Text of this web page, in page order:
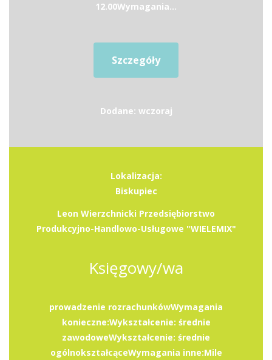
12.00Wymagania...
Szczegóły
Dodane: wczoraj
Lokalizacja:
Biskupiec
Leon Wierzchnicki Przedsiębiorstwo
Produkcyjno-Handlowo-Usługowe "WIELEMIX"
Księgowy/wa
prowadzenie rozrachunkówWymagania
konieczne:Wykształcenie: średnie
zawodoweWykształcenie: średnie
ogólnokształcąceWymagania inne:Mile